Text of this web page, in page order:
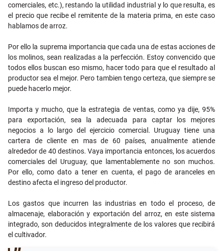
comerciales, etc.), restando la utilidad industrial y lo que resulta, es
el precio que recibe el remitente de la materia prima, en este caso
hablamos de arroz.
Por ello la suprema importancia que cada una de estas acciones de
los molinos, sean realizadas a la perfección. Estoy convencido que
todos ellos buscan eso mismo, hacer todo para que el resultado al
productor sea el mejor. Pero tambien tengo certeza, que siempre se
puede hacerlo mejor.
Importa y mucho, que la estrategia de ventas, como ya dije, 95%
para exportación, sea la adecuada para captar los mejores
negocios a lo largo del ejercicio comercial. Uruguay tiene una
cartera de cliente en mas de 60 países, anualmente atiende
alrededor de 40 destinos. Vaya importancia entonces, los acuerdos
comerciales del Uruguay, que lamentablemente no son muchos.
Por ello, como dato a tener en cuenta, el pago de aranceles en
destino afecta el ingreso del productor.
Los gastos que incurren las industrias en todo el proceso, de
almacenaje, elaboración y exportación del arroz, en este sistema
integrado, son deducidos integralmente de los valores que recibirá
el cultivador.